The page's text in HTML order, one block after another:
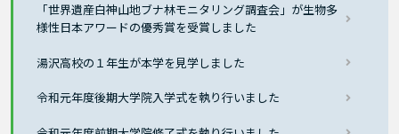
「世界遺産白神山地ブナ林モニタリング調査会」が生物多
様性日本アワードの優秀賞を受賞しました
湯沢高校の１年生が本学を見学しました
令和元年度後期大学院入学式を執り行いました